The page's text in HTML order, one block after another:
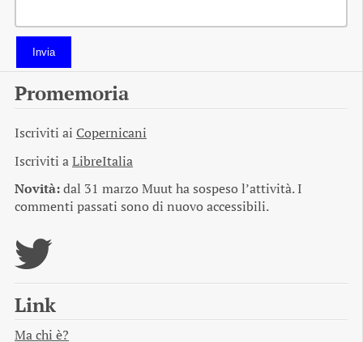
Invia
Promemoria
Iscriviti ai Copernicani
Iscriviti aLibreItalia
Novità:dal 31 marzo Muut ha sospeso l’attività. I
commenti passati sono di nuovo accessibili.
Link
Ma chi è?